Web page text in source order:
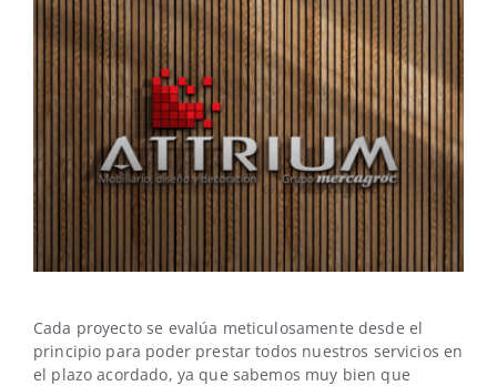
Cada proyecto se evalúa meticulosamente desde el
principio para poder prestar todos nuestros servicios en
el plazo acordado, ya que sabemos muy bien que